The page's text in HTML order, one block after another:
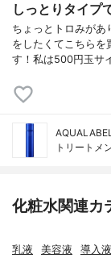
しっとりタイプ
ちょっとトロみがあ
をしたくてこちらを
す！私は500円玉サ
トリートメ
化粧水関連カ
乳液 美容液 導入液